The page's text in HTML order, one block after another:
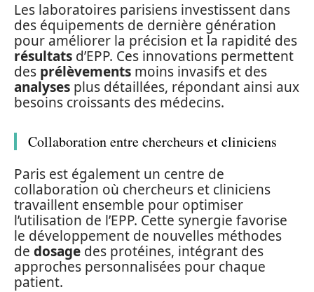
Les laboratoires parisiens investissent dans
des équipements de dernière génération
pour améliorer la précision et la rapidité des
résultats d’EPP. Ces innovations permettent
des prélèvements moins invasifs et des
analyses plus détaillées, répondant ainsi aux
besoins croissants des médecins.
Collaboration entre chercheurs et cliniciens
Paris est également un centre de
collaboration où chercheurs et cliniciens
travaillent ensemble pour optimiser
l’utilisation de l’EPP. Cette synergie favorise
le développement de nouvelles méthodes
de dosage des protéines, intégrant des
approches personnalisées pour chaque
patient.